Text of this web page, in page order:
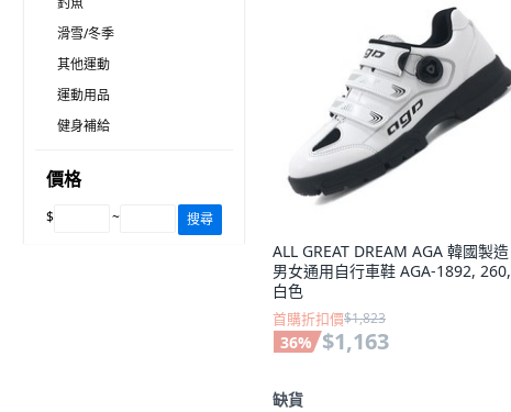
滑雪/冬季
其他運動
運動用品
健身補給
價格
$ ~ 搜尋
ALL GREAT DREAM AGA 韓國製造
男女通用自行車鞋 AGA-1892, 260,
白色
首購折扣價$1,823
36% $1,163
缺貨